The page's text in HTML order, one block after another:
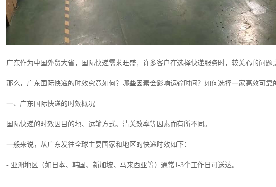
广东作为中国外贸大省，国际快递需求旺盛，许多客户在选择快递服务时，较关心的问题
那么，广东国际快递的时效究竟如何？哪些因素会影响运输时间？如何选择一家高效可
一、广东国际快递的时效概况
国际快递的时效因目的地、运输方式、清关效率等因素而有所不同。
一般来说，从广东发往全球主要国家和地区的快递时效如下：
- 亚洲地区（如日本、韩国、新加坡、马来西亚等）通常1-3个工作日可送达。